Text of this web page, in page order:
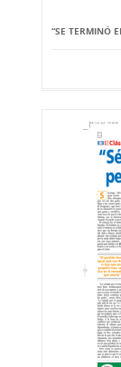
“SE TERMINÓ